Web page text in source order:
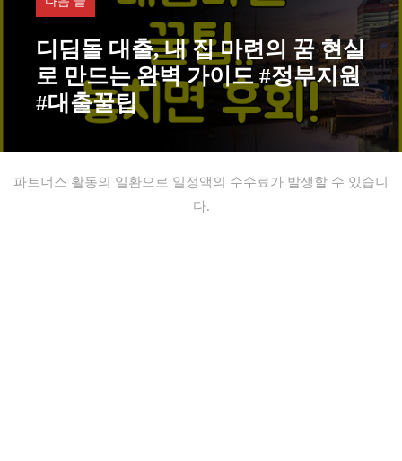
디딤돌 대출, 내 집 마련의 꿈 현실
로 만드는 완벽 가이드 #정부지원
#대출꿀팁
파트너스 활동의 일환으로 일정액의 수수료가 발생할 수 있습니
다.